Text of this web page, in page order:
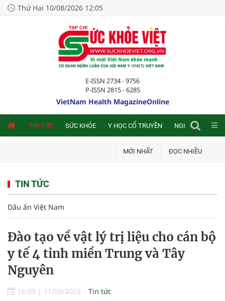
Thứ Hai 10/08/2026 12:05
E-ISSN 2734 - 9756
P-ISSN 2815 - 6285
VietNam Health MagazineOnline
TIN TỨC SỨC KHỎE Y HỌC CỔ TRUYỀN NGHIÊN CỨU
MỚI NHẤT ĐỌC NHIỀU
TIN TỨC
Dấu ấn Việt Nam
Đào tạo về vật lý trị liệu cho cán bộ
y tế 4 tỉnh miền Trung và Tây
Nguyên
16:05 | 11/09/2023 Tin tức